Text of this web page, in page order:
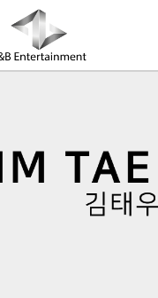
COMPANY